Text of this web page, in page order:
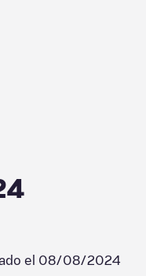
el 08/08/2024